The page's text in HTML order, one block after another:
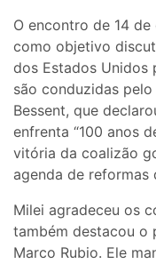
O encontro de 14
como objetivo
dos Estados Unidos
são conduzidas
Bessent, que
enfrenta “100 anos
vitória da coalizão
agenda de reformas
Milei agradeceu os
também destacou o
Marco Rubio. Ele